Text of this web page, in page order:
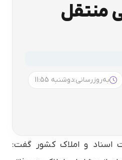
منتقل
به‌روزرسانی:دوشنبه 11:55
اسناد و املاک کشور گفت: